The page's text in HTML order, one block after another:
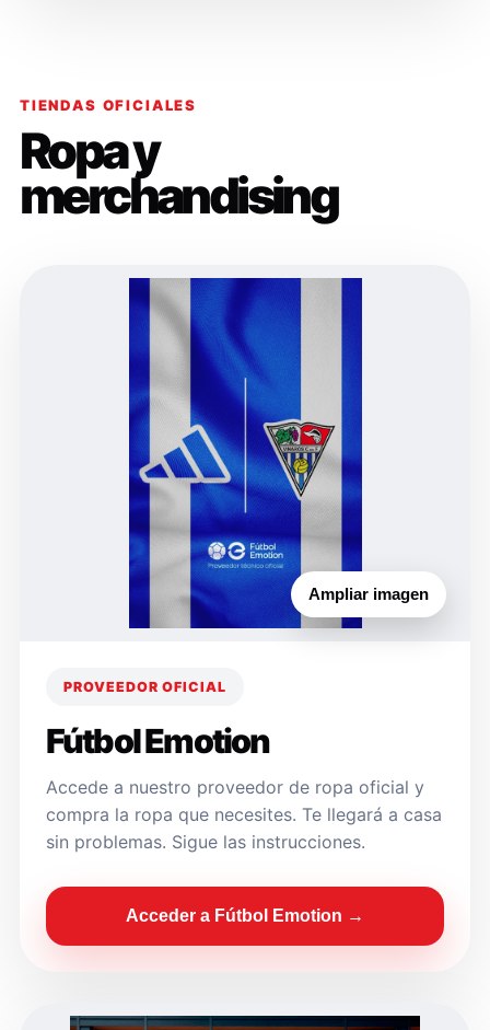
TIENDAS OFICIALES
Ropa y
merchandising
Ampliar imagen
PROVEEDOR OFICIAL
Fútbol Emotion
Accede a nuestro proveedor de ropa oficial y
compra la ropa que necesites. Te llegará a casa
sin problemas. Sigue las instrucciones.
Acceder a Fútbol Emotion →